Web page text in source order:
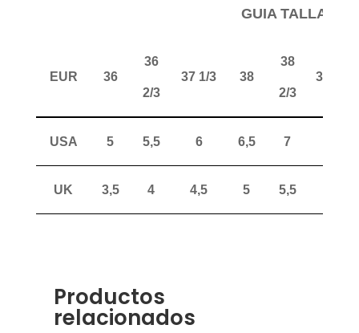
GUIA TALLAS
EUR 36
36
2/3
37 1/3 38
38
2/3
39 1/3
USA 5 5,5 6 6,5 7
UK 3,5 4 4,5 5 5,5
Productos
relacionados